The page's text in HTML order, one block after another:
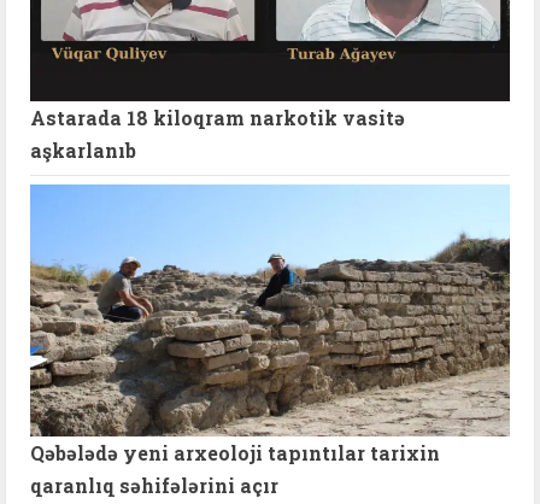
Astarada 18 kiloqram narkotik vasitə
aşkarlanıb
Qəbələdə yeni arxeoloji tapıntılar tarixin
qaranlıq səhifələrini açır